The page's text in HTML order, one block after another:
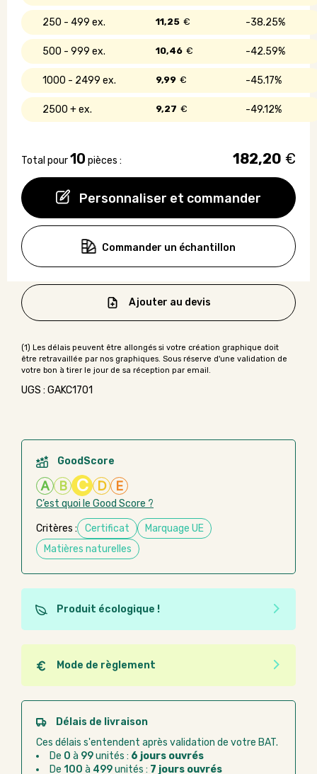
Personnaliser et commander
250 - 499 38.25%
11,25 €
500 - 999 42.59%
10,46 €
1000 - 2499 45.17%
9,99 €
2500 + 49.12%
9,27 €
Total pour10 pièces : 182,20 €
Commander un échantillon
Ajouter au devis
UGS : GAKC1701
GoodScore
A B C D E
C’est quoi le Good Score ?
Critères : Certificat
Marquage UE
Matières naturelles
Produit écologique !
Ce produit est éco-conçu, il a été fabriqué à partir de
matériaux recyclés ou recyclables. Ces produits
peuvent plus facilement obtenir une seconde vie
après utilisation. L'origine de fabrication du produit
n'entre pas dans les critères d'éco-conception.
Mode de règlement
Quel que soit le mode de règlement, vous pouvez
passer commande en ligne sur Good Act.
Paiement CB :paiement sécurisé par carte
Virement bancaire :règlement sur facture
après la commande
Délais de livraison
Ces délais s'entendent après validation de votre BAT.
De 0 à 99unités : 6 jours ouvrés
De 100 à 499unités : 7 jours ouvrés